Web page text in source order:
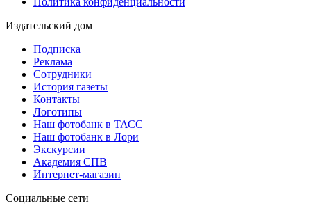
Издательский дом
Подписка
Реклама
Сотрудники
История газеты
Контакты
Логотипы
Наш фотобанк в ТАСС
Наш фотобанк в Лори
Экскурсии
Академия СПВ
Интернет-магазин
Социальные сети